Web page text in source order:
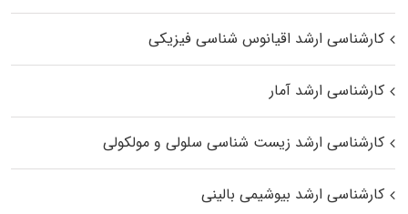
کارشناسی ارشد اقیانوس‌ شناسی فیزیکی
کارشناسی ارشد آمار
کارشناسی ارشد زیست شناسی سلولی و مولکولی
کارشناسی ارشد بیوشیمی بالینی